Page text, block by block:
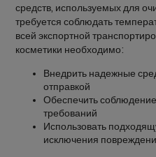
средств, используемых для
требуется соблюдать
всей экспортной
косметики необходимо:
Внедрить надежные
отправкой
Обеспечить
требований
Использовать
исключения